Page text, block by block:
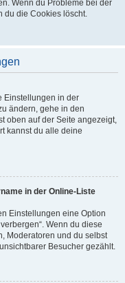
Wenn du Probleme bei der
du die Cookies löscht.
Einstellungen in der
ändern, gehe in den
oben auf der Seite angezeigt,
kannst du alle deine
in der Online-Liste
Einstellungen eine Option
Wenn du diese
Moderatoren und du selbst
Besucher gezählt.